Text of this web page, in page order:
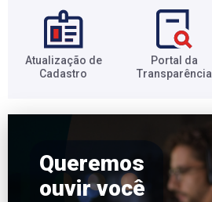
Atualização de
Cadastro​
Portal da
Transparência​
Queremos
ouvir você